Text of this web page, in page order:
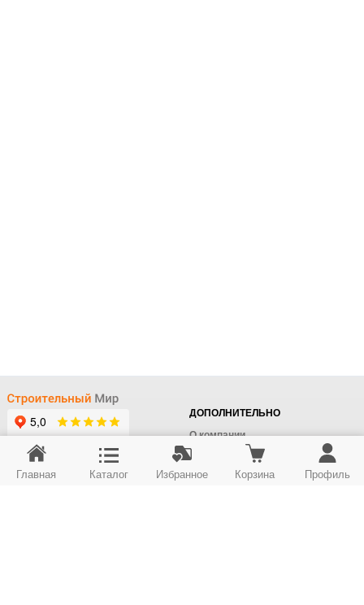
+7 (495) 414-22-76
ДОПОЛНИТЕЛЬНО
О компании
Доставка
Оплата
Главная Каталог Избранное Корзина Профиль